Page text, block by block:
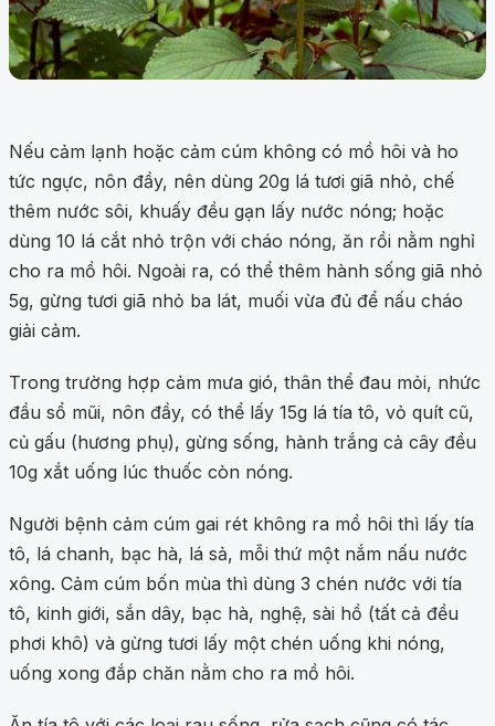
Nếu cảm lạnh hoặc cảm cúm không có mồ hôi và ho
tức ngực, nôn đầy, nên dùng 20g lá tươi giã nhỏ, chế
thêm nước sôi, khuấy đều gạn lấy nước nóng; hoặc
dùng 10 lá cắt nhỏ trộn với cháo nóng, ăn rồi nằm nghỉ
cho ra mồ hôi. Ngoài ra, có thể thêm hành sống giã nhỏ
5g, gừng tươi giã nhỏ ba lát, muối vừa đủ để nấu cháo
giải cảm.
Trong trường hợp cảm mưa gió, thân thể đau mỏi, nhức
đầu sổ mũi, nôn đầy, có thể lấy 15g lá tía tô, vỏ quít cũ,
củ gấu (hương phụ), gừng sống, hành trắng cả cây đều
10g xắt uống lúc thuốc còn nóng.
Người bệnh cảm cúm gai rét không ra mồ hôi thì lấy tía
tô, lá chanh, bạc hà, lá sả, mỗi thứ một nắm nấu nước
xông. Cảm cúm bốn mùa thì dùng 3 chén nước với tía
tô, kinh giới, sắn dây, bạc hà, nghệ, sài hồ (tất cả đều
phơi khô) và gừng tươi lấy một chén uống khi nóng,
uống xong đắp chăn nằm cho ra mồ hôi.